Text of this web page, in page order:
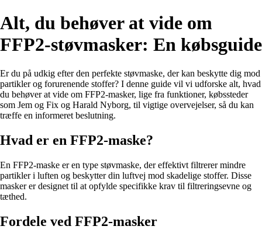
Alt, du behøver at vide om
FFP2-støvmasker: En købsguide
Er du på udkig efter den perfekte støvmaske, der kan beskytte dig mod
partikler og forurenende stoffer? I denne guide vil vi udforske alt, hvad
du behøver at vide om FFP2-masker, lige fra funktioner, købssteder
som Jem og Fix og Harald Nyborg, til vigtige overvejelser, så du kan
træffe en informeret beslutning.
Hvad er en FFP2-maske?
En FFP2-maske er en type støvmaske, der effektivt filtrerer mindre
partikler i luften og beskytter din luftvej mod skadelige stoffer. Disse
masker er designet til at opfylde specifikke krav til filtreringsevne og
tæthed.
Fordele ved FFP2-masker